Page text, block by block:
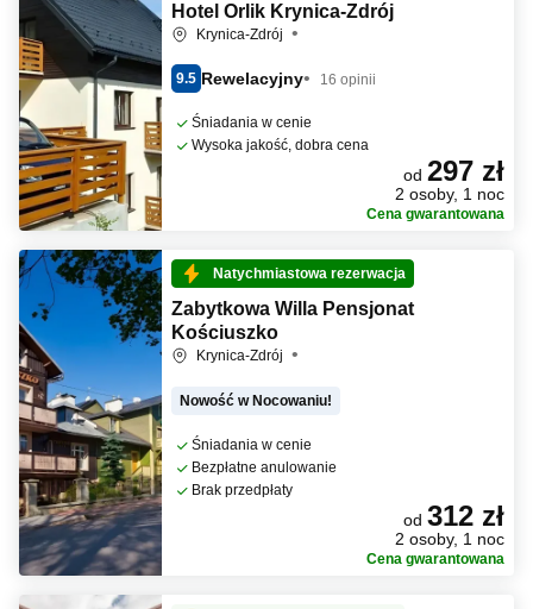
Hotel Orlik Krynica-Zdrój
Krynica-Zdrój
9.5 Rewelacyjny 16 opinii
Śniadania w cenie
Wysoka jakość, dobra cena
od 297 zł
2 osoby, 1 noc
Cena gwarantowana
Natychmiastowa rezerwacja
Zabytkowa Willa Pensjonat
Kościuszko
Krynica-Zdrój
Nowość w Nocowaniu!
Śniadania w cenie
Bezpłatne anulowanie
Brak przedpłaty
od 312 zł
2 osoby, 1 noc
Cena gwarantowana